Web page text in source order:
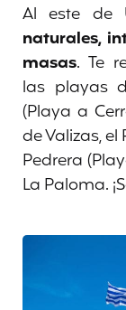
Al este de
naturales,
masas. Te
las playas
(Playa a
de Valizas,
Pedrera
La Paloma.